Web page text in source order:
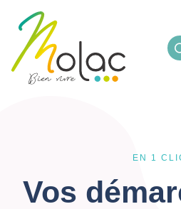
EN 1
Vos